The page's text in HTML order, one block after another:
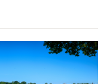
Festspiele